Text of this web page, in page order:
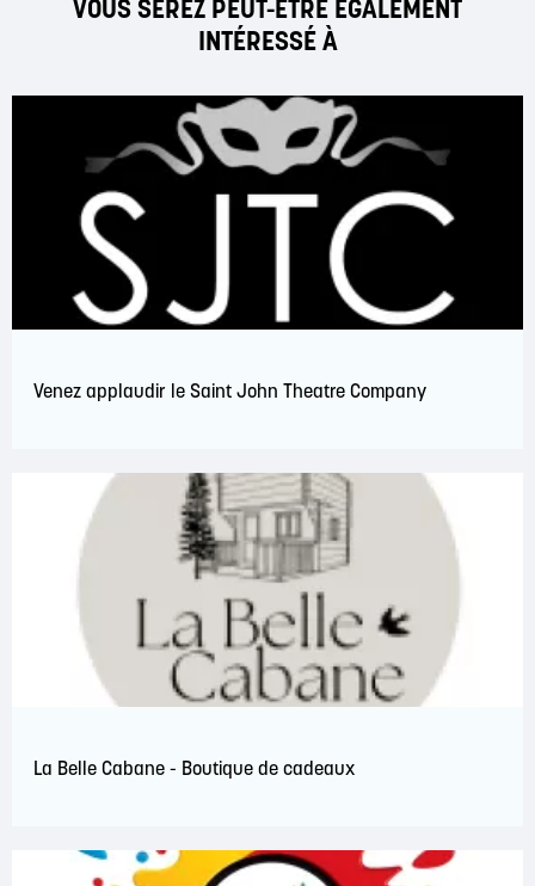
VOUS SEREZ PEUT-ÊTRE ÉGALEMENT
INTÉRESSÉ À
Venez applaudir le Saint John Theatre Company
La Belle Cabane - Boutique de cadeaux